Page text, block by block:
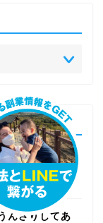
しないための
んざりしてあ